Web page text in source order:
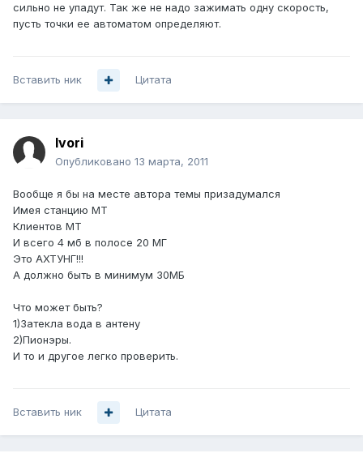
сильно не упадут. Так же не надо зажимать одну скорость,
пусть точки ее автоматом определяют.
Вставить ник Цитата
Ivori
Опубликовано 13 марта, 2011
Вообще я бы на месте автора темы призадумался
Имея станцию МТ
Клиентов МТ
И всего 4 мб в полосе 20 МГ
Это АХТУНГ!!!
А должно быть в минимум 30МБ
Что может быть?
1)Затекла вода в антену
2)Пионэры.
И то и другое легко проверить.
Вставить ник Цитата